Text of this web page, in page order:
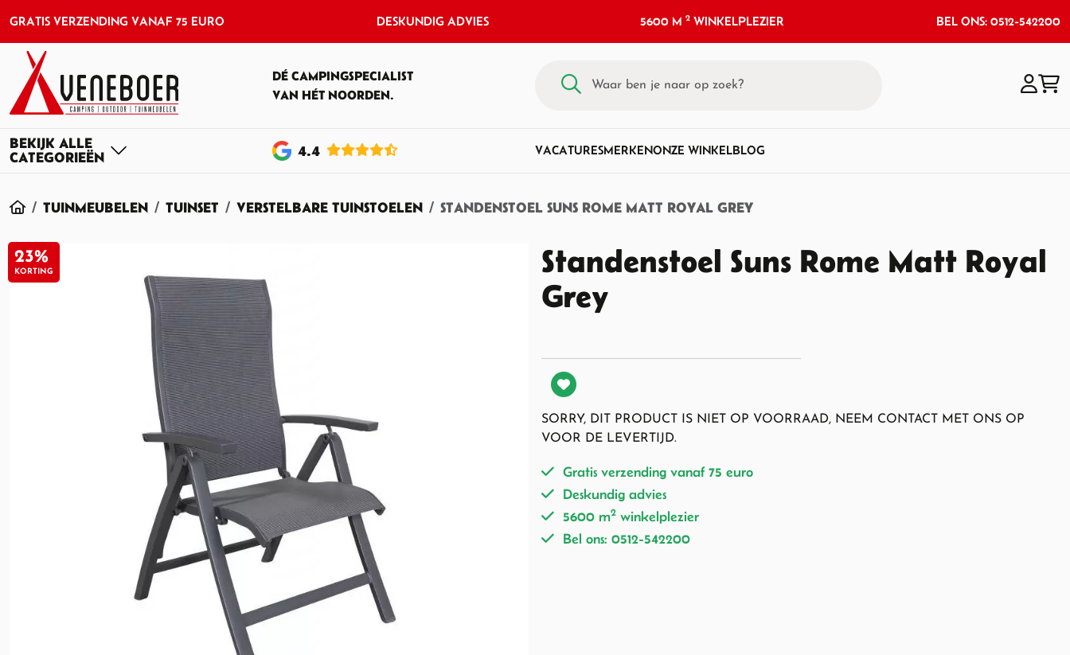
GRATIS VERZENDING VANAF 75 EURO DESKUNDIG ADVIES 5600 M2 WINKELPLEZIER BEL ONS: 0512-542200
DÉ CAMPINGSPECIALIST
VAN HÉT NOORDEN.
4.4 VACATURESMERKENONZE WINKELBLOG
HOME
TUINMEUBELEN TUINSET VERSTELBARE TUINSTOELEN STANDENSTOEL SUNS ROME MATT ROYAL GREY
23%
KORTING
Standenstoel Suns Rome Matt Royal
Grey
SORRY, DIT PRODUCT IS NIET OP VOORRAAD, NEEM CONTACT MET ONS OP
VOOR DE LEVERTIJD.
Gratis verzending vanaf 75 euro
Deskundig advies
5600 m2 winkelplezier
Bel ons: 0512-542200